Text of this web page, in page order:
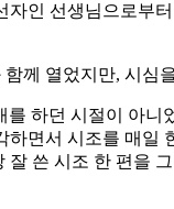
자인 선생님으로부
께 열었지만, 시심
를 하던 시절이 아
하면서 시조를 매일
잘 쓴 시조 한 편을